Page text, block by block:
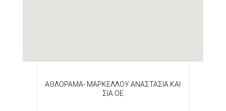
ΑΘΛΟΡΑΜΑ- ΜΑΡΚΕΛΛΟΥ ΑΝΑΣΤΑΣΙΑ ΚΑΙ
ΣΙΑ ΟΕ